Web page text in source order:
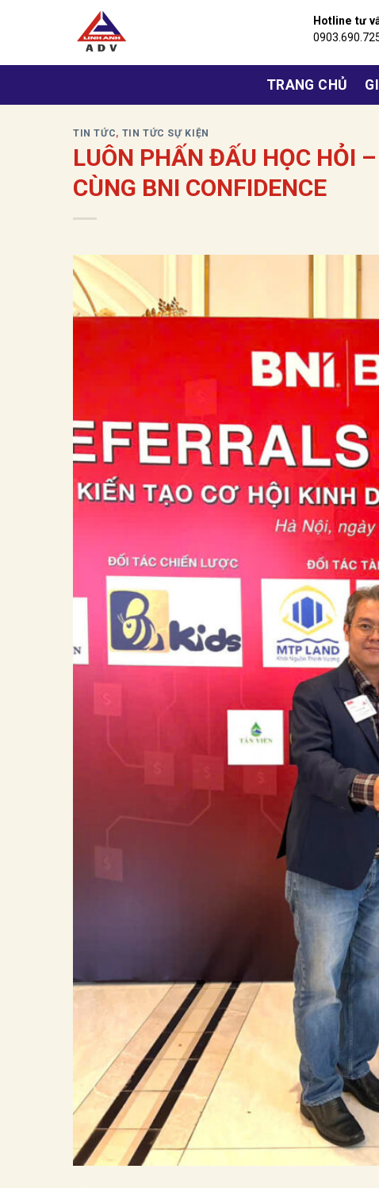
Hotline tư
TRANG CHỦ
TIN TỨC, TIN TỨC SỰ KIỆN
LUÔN PHẤN ĐẤU HỌC HỎI
CÙNG BNI CONFIDENCE